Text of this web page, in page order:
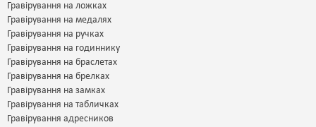
Гравірування на ложках
Гравірування на медалях
Гравірування на ручках
Гравірування на годиннику
Гравірування на браслетах
Гравірування на брелках
Гравірування на замках
Гравірування на табличках
Гравірування адресников